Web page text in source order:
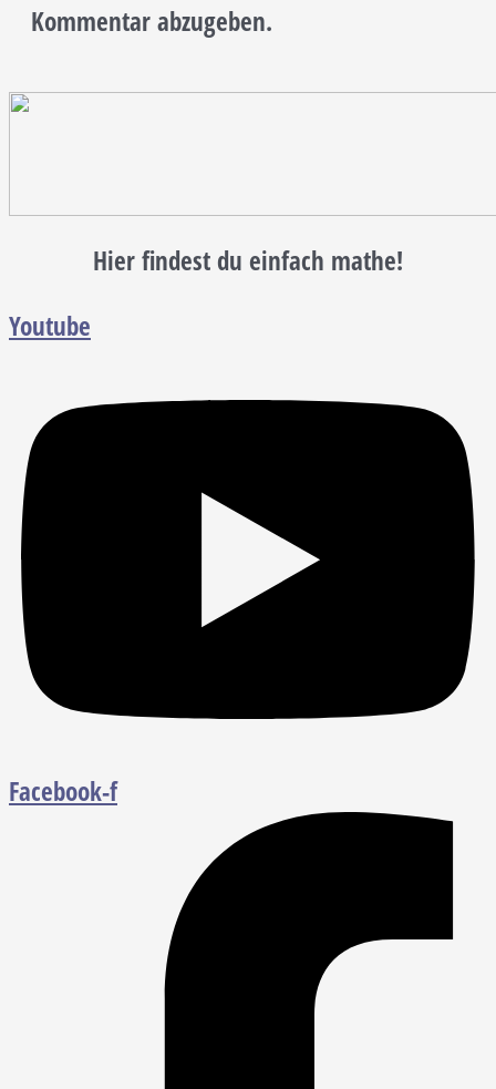
Kommentar abzugeben.
Hier findest du einfach mathe!
Youtube
Facebook-f